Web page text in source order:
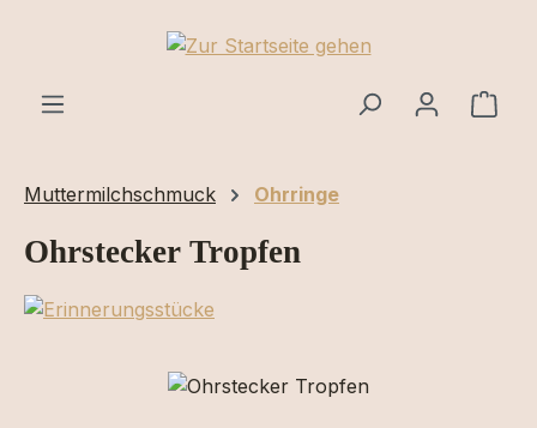
Zum Hauptinhalt springen
Muttermilchschmuck Ohrringe
Ohrstecker Tropfen
Bildergalerie überspringen